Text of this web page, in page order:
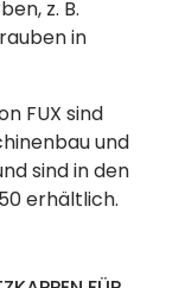
z. B.
in
FUX sind
und
sind in den
erhältlich.